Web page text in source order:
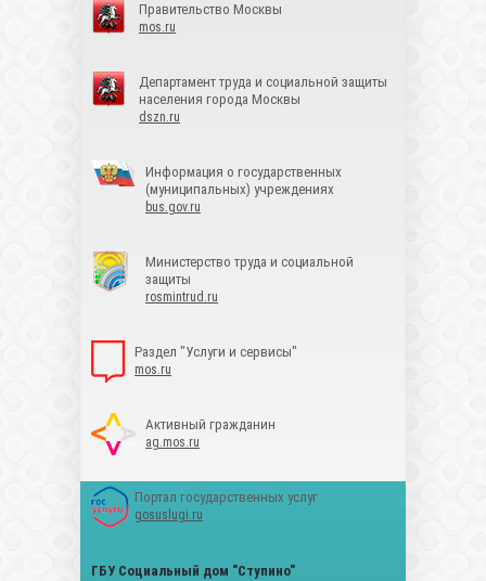
Правительство Москвы
mos.ru
Департамент труда и социальной защиты
населения города Москвы
dszn.ru
Информация о государственных
(муниципальных) учреждениях
bus.gov.ru
Министерство труда и социальной
защиты
rosmintrud.ru
Раздел "Услуги и сервисы"
mos.ru
Активный гражданин
ag.mos.ru
Портал государственных услуг
gosuslugi.ru
ГБУ Социальный дом "Ступино"